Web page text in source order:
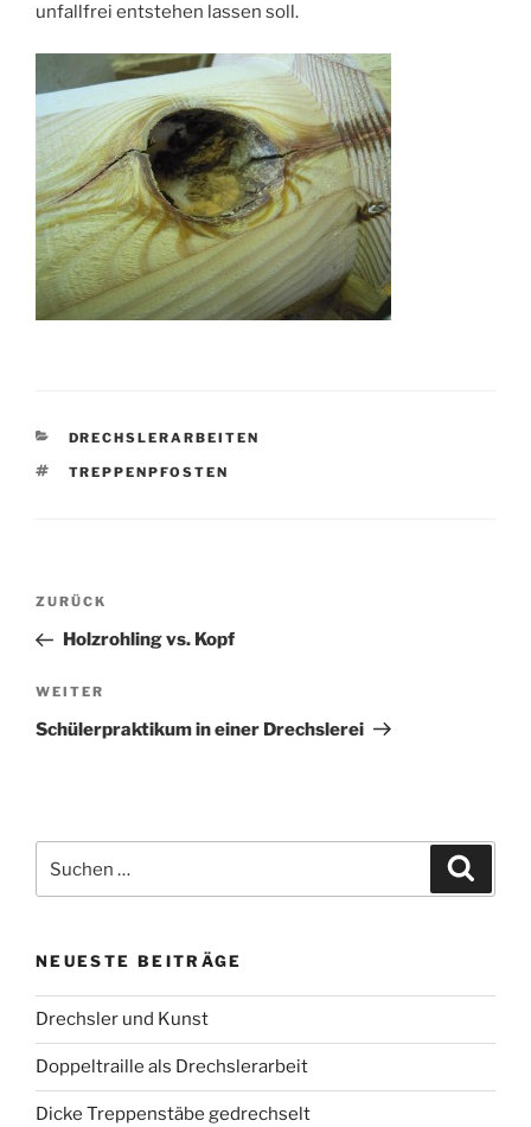
unfallfrei entstehen lassen soll.
KATEGORIEN
DRECHSLERARBEITEN
SCHLAGWÖRTER
TREPPENPFOSTEN
Beitragsnavigation
Vorheriger
Beitrag
ZURÜCK
Holzrohling vs. Kopf
Nächster
Beitrag
WEITER
Schülerpraktikum in einer Drechslerei
nach:
NEUESTE BEITRÄGE
Drechsler und Kunst
Doppeltraille als Drechslerarbeit
Dicke Treppenstäbe gedrechselt